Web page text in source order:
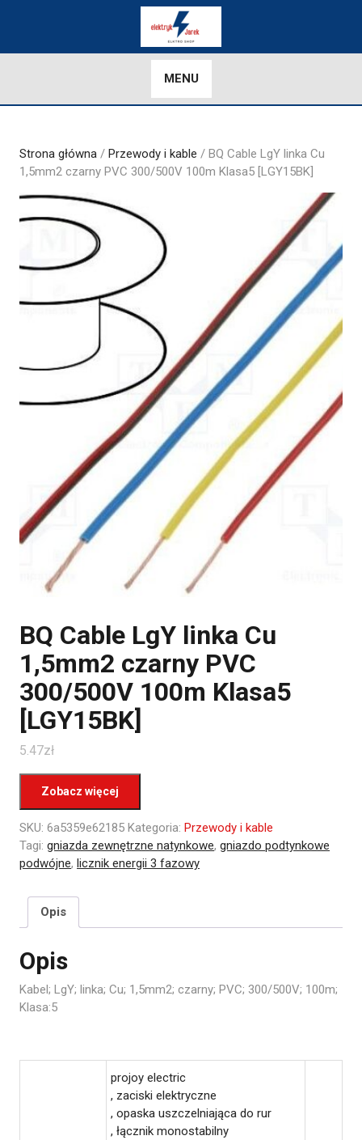
MENU
Strona główna / Przewody i kable / BQ Cable LgY linka Cu
1,5mm2 czarny PVC 300/500V 100m Klasa5 [LGY15BK]
BQ Cable LgY linka Cu
1,5mm2 czarny PVC
300/500V 100m Klasa5
[LGY15BK]
5.47zł
Zobacz więcej
SKU: 6a5359e62185 Kategoria: Przewody i kable
Tagi: gniazda zewnętrzne natynkowe, gniazdo podtynkowe
podwójne, licznik energii 3 fazowy
Opis
Opis
Kabel; LgY; linka; Cu; 1,5mm2; czarny; PVC; 300/500V; 100m;
Klasa:5
projoy electric
, zaciski elektryczne
, opaska uszczelniająca do rur
, łącznik monostabilny